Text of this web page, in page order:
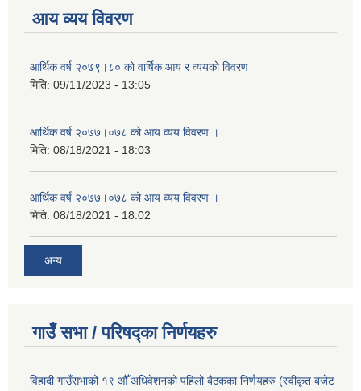
आय व्यय विवरण
आर्थिक वर्ष २०७९।८० को वार्षिक आय र व्ययको विवरण
मिति: 09/11/2023 - 13:05
आर्थिक वर्ष २०७७।०७८ को आय व्यय विवरण ।
मिति: 08/18/2021 - 18:03
आर्थिक वर्ष २०७७।०७८ को आय व्यय विवरण ।
मिति: 08/18/2021 - 18:02
अन्य
गाउँ सभा / परिषद्का निर्णयहरु
विहादी गाउँसभाको १९ औँ अधिवेशनको पहिलो बैठकका निर्णयहरु (स्वीकृत बजेट